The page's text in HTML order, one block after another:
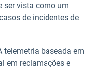
ser vista como um
de incidentes de
telemetria baseada em
em reclamações e